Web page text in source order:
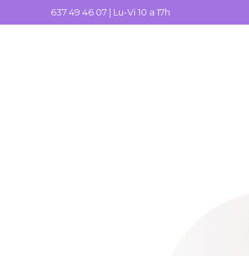
637 49 46 07 | Lu-Vi 10 a 17h